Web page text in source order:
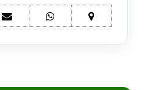
e-
mail
whatsapp
Network
mappa
Network